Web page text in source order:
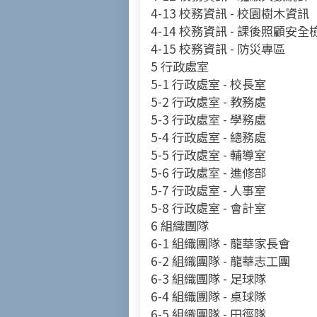
4-13 校務資訊 - 校園樹木資訊
4-14 校務資訊 - 課後照顧安全
4-15 校務資訊 - 防災專區
5 行政處室
5-1 行政處室 - 校長室
5-2 行政處室 - 教務處
5-3 行政處室 - 學務處
5-4 行政處室 - 總務處
5-5 行政處室 - 輔導室
5-6 行政處室 - 進修部
5-7 行政處室 - 人事室
5-8 行政處室 - 會計室
6 組織團隊
6-1 組織團隊 - 龍華家長會
6-2 組織團隊 - 龍華志工團
6-3 組織團隊 - 足球隊
6-4 組織團隊 - 桌球隊